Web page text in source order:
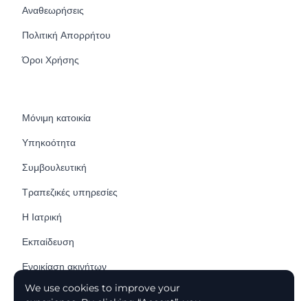
Αναθεωρήσεις
Πολιτική Απορρήτου
Όροι Χρήσης
Μόνιμη κατοικία
Υπηκοότητα
Συμβουλευτική
Τραπεζικές υπηρεσίες
Η Ιατρική
Εκπαίδευση
Ενοικίαση ακινήτων
Αγοράζοντας ένα σπίτι
We use cookies to improve your